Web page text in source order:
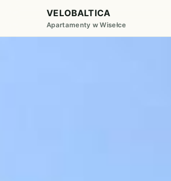
VELOBALTICA
Apartamenty w Wisełce